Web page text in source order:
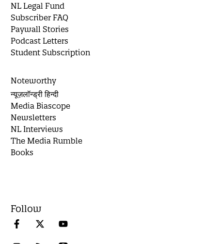
NL Legal Fund
Subscriber FAQ
Paywall Stories
Podcast Letters
Student Subscription
Noteworthy
न्यूज़लॉन्ड्री हिन्दी
Media Biascope
Newsletters
NL Interviews
The Media Rumble
Books
Follow